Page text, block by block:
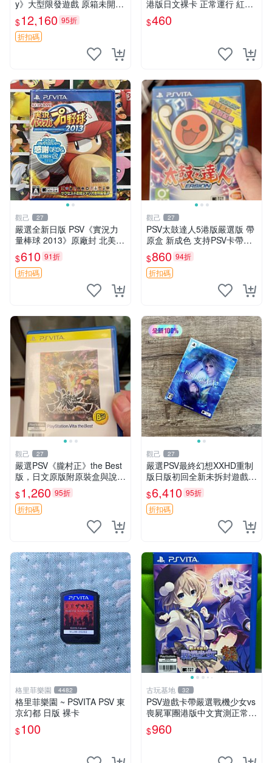
y》大型限發遊戲 原箱未開
適合收藏 Salt and Sanctuary
PSV 游戲 新品 盒裝
$12,160 95折
折扣碼
港版日文裸卡 正常運行 紅色
版本 二手嚴選 psv 高達 游戲
卡帶
$460
觀己 27
嚴選全新日版 PSV《實況力
量棒球 2013》原廠封 北美未
開箱 實況 力量 棒球
$610 91折
折扣碼
觀己 27
PSV太鼓達人5港版嚴選版 帶
原盒 新成色 支持PSV卡帶無
損讀取 中文遊戲 VOCALOID
曲目豐富 玩法多樣 太鼓達人
PSV 港版 5代 電腦
$860 94折
折扣碼
觀己 27
嚴選PSV《朧村正》the Best
版，日文原版附原裝盒與說明
書，成色近新，保存良好，遊
戲卡帶齊全且插拔頻率低，運
作順暢，推薦給喜愛PSV及日
$1,260 95折
折扣碼
觀己 27
嚴選PSV最終幻想XXHD重制
版日版初回全新未拆封遊戲合
集 線玩 香港版
$6,410 95折
折扣碼
格里菲樂園 4482
格里菲樂園 ~ PSVITA PSV 東
京幻都 日版 裸卡
$100
古玩基地 32
PSV遊戲卡帶嚴選戰機少女vs
喪屍軍團港版中文實測正常運
行即發 戰機少女 傳說 再戰
$960